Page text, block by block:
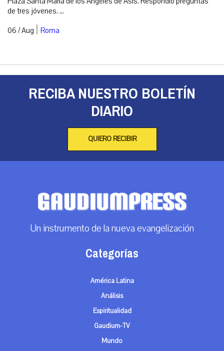
de tres jóvenes. ...
06 / Aug | Roma
RECIBA NUESTRO BOLETÍN
DIARIO
QUIERO RECIBIR
Un instrumento de la nueva evangelización
Categorías
América Latina
Análisis
Espiritualidad
Gaudium-TV
Mundo